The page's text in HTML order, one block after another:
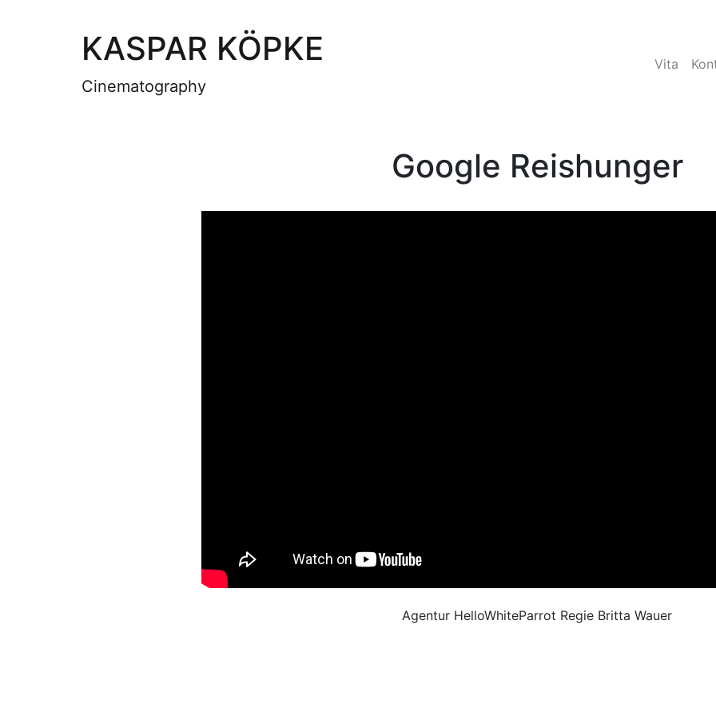
KASPAR KÖPKE
Cinematography
Vita
Google Reishunger
Agentur HelloWhiteParrot Regie Britta Wauer